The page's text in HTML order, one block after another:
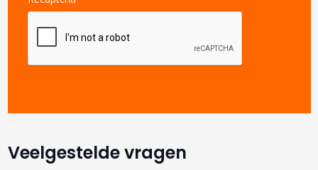
Veelgestelde vragen